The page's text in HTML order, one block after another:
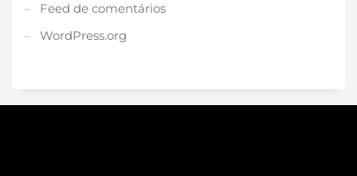
Feed de comentários
WordPress.org